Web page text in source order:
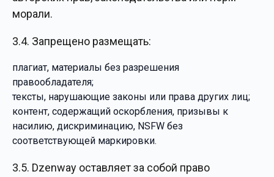
морали.
3.4. Запрещено размещать:
плагиат, материалы без разрешения
правообладателя;
тексты, нарушающие законы или права других лиц;
контент, содержащий оскорбления, призывы к
насилию, дискриминацию, NSFW без
соответствующей маркировки.
3.5. Dzenway оставляет за собой право